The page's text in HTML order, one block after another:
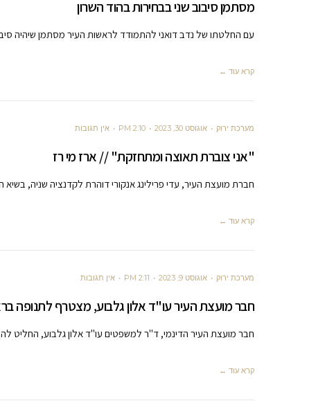
מסתמן סיבוב שני בבחירות בהוד השרון
עם החלטתו של נדב דואני להתמודד לראשות העיר מסתמן שיהיה
קרא עוד ←
מערכת ירוק אוגוסט 30, 2023 2:10 PM אין תגובות
"אני צוברת תאוצה ומתחזקת" // ארז מי רז
חברת מועצת העיר, עדי פרילינג אנקורי דוהרת לקדנציה שניה,
קרא עוד ←
מערכת ירוק אוגוסט 9, 2023 2:11 PM אין תגובות
חבר מועצת העיר עו"ד אלון גלבוע, מצטרף לתנופה בראשות ערן
חבר מועצת העיר הדינמי, ד"ר למשפטים עו"ד אלון גלבוע, החליט
קרא עוד ←